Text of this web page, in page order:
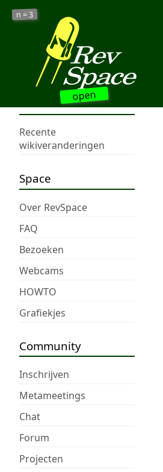
open
n =3
Recente
wikiveranderingen
Space
Over RevSpace
FAQ
Bezoeken
Webcams
HOWTO
Grafiekjes
Community
Inschrijven
Metameetings
Chat
Forum
Projecten